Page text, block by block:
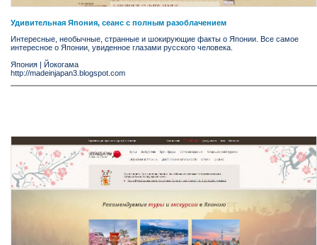
Удивительная Япония, сеанс с полным разоблачением
Интересные, необычные, странные и шокирующие факты о Японии. Все самое
интересное о Японии, увиденное глазами русского человека.
Япония | Йокогама
http://madeinjapan3.blogspot.com